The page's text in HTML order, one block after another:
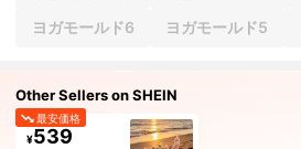
ヨガモールド6 ヨガモールド5
Other Sellers on SHEIN
最安価格
¥539